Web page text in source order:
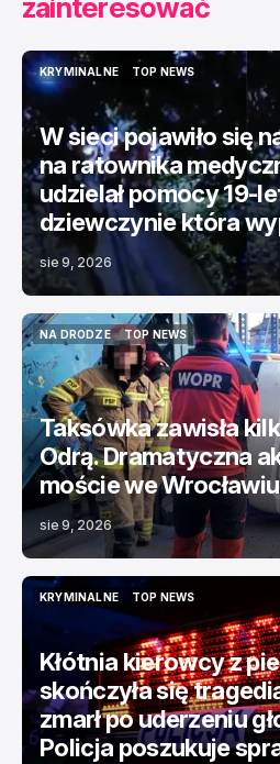
zainteresować
KRYMINALNE
KRYMINALNE
TOP NEWS
TOP NEWS
W sieci pojawiło się
na ratownika
udzielał pomocy 19-
dziewczynie która
sie 9, 2026
NA DRODZE
NA DRODZE
TOP NEWS
TOP NEWS
Taksówka zawisła
Odrą. Dramatyczna
moście we Wrocławiu
sie 9, 2026
KRYMINALNE
KRYMINALNE
TOP NEWS
TOP NEWS
Kłótnia kierowcy z
skończyła się
zmarł po uderzeniu
Policja poszukuje